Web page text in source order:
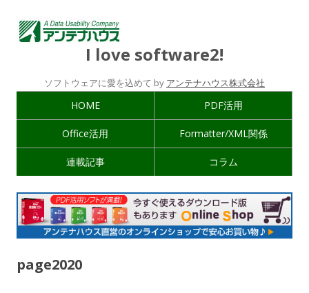
I love software2!
ソフトウェアに愛を込めて by アンテナハウス株式会社
HOME PDF活用
Office活用 Formatter/XML関係
連載記事 コラム
page2020